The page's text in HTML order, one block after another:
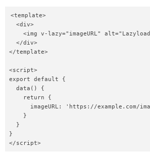
<template>
  <div>
<img v-lazy="imageURL"
  </div>
</template>
<script>
export default {
  data() {
    return {
imageURL: 'https://example.com/
    }
  }
}
</script>